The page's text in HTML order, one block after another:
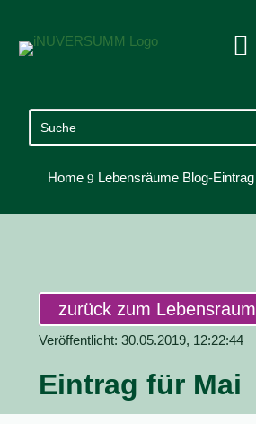

Home 9 Lebensräume Blog-Eintrag
zurück zum Lebensraum
Veröffentlicht: 30.05.2019, 12:22:44
Eintrag für Mai